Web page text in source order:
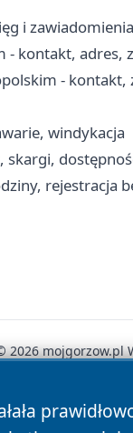
i zawiadomienia
kontakt, adres,
- kontakt,
windykacja
skargi,
rejestracja
2026 mojgorzow.pl
Polityka